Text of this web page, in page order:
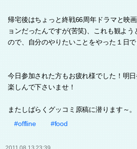
帰宅後はちょっと終戦66周年ドラマと映
ョンだったんですが(苦笑)、これも観よ
ので、自分のやりたいことをやった１日で
今日参加された方もお疲れ様でした！明
楽しんで下さいませ！
またしばらくグッコミ原稿に潜ります～。
#offline
#food